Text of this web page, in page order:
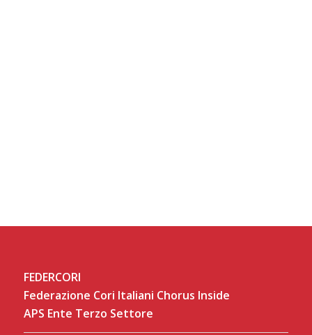
FEDERCORI
Federazione Cori Italiani Chorus Inside
APS Ente Terzo Settore